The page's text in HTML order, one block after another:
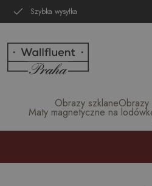
Szybka wysyłka
Obrazy szklaneObrazy
Maty magnetyczne na